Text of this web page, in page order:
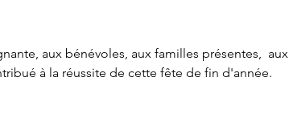
aux bénévoles, aux familles présentes,  aux
à la réussite de cette fête de fin d'année.